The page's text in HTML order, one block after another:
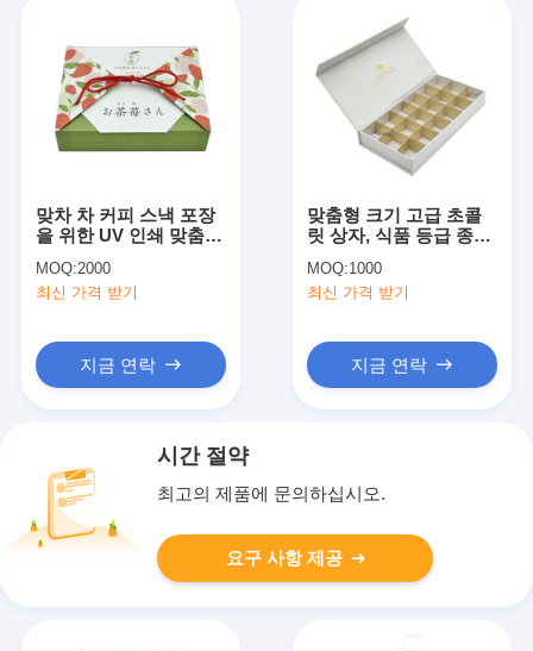
맞차 차 커피 스낵 포장
을 위한 UV 인쇄 맞춤형
식 선물 상자
MOQ:2000
최신 가격 받기
지금 연락
맞춤형 크기 고급 초콜
릿 상자, 식품 등급 종이
육면체 모양
MOQ:1000
최신 가격 받기
지금 연락
시간 절약
최고의 제품에 문의하십시오.
요구 사항 제공